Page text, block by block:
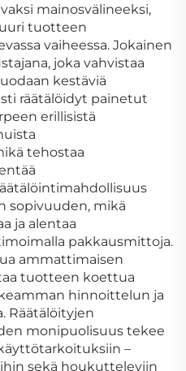
mainosvälineeksi,
tuotteen
vaiheessa. Jokainen
joka vahvistaa
kestäviä
räätälöidyt painetut
erillisistä
tehostaa
sopivuuden, mikä
ja alentaa
pakkausmittoja.
ammattimaisen
tuotteen koettua
hinnoittelun ja
Räätälöityjen
monipuolisuus tekee
–
sekä houkutteleviin